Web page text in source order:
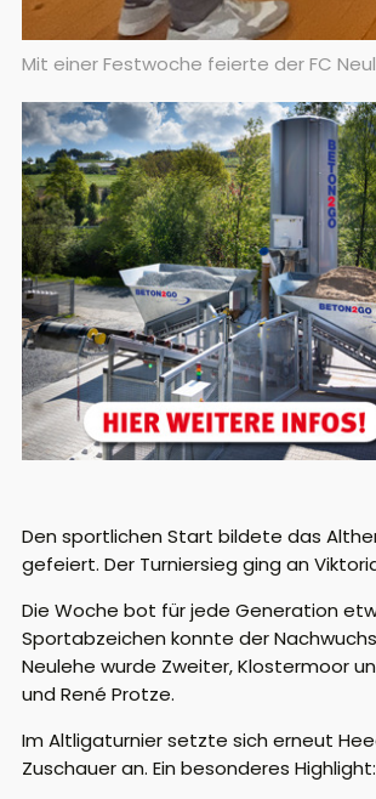
Mit einer Festwoche feierte der FC
Den sportlichen Start bildete das
gefeiert. Der Turniersieg ging an
Die Woche bot für jede Generation
Sportabzeichen konnte der
Neulehe wurde Zweiter, Klostermoor
und René Protze.
Im Altligaturnier setzte sich erneut
Zuschauer an. Ein besonderes